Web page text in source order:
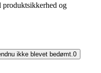
produktsikkerhed og
ikke blevet bedømt.0